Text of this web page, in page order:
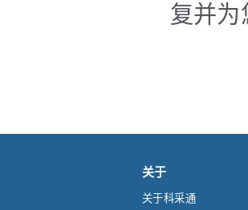
复并为
关于
关于科采通